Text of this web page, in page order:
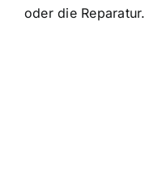
oder die Reparatur.